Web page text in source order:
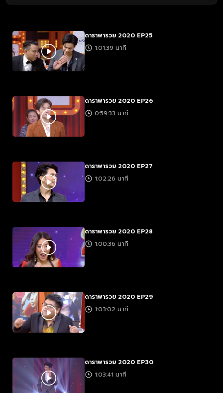
ดาราพารวย 2020 EP25
1:01:39 นาที
ดาราพารวย 2020 EP26
0:59:33 นาที
ดาราพารวย 2020 EP27
1:02:26 นาที
ดาราพารวย 2020 EP28
1:00:36 นาที
ดาราพารวย 2020 EP29
1:03:02 นาที
ดาราพารวย 2020 EP30
1:03:41 นาที